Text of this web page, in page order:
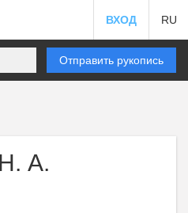
ВХОД RU
Отправить рукопись
А.